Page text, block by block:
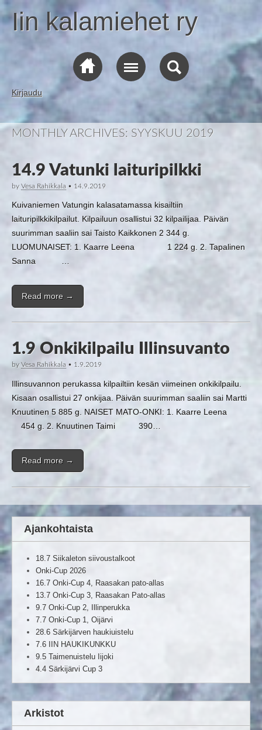
Iin kalamiehet ry
Kirjaudu
MONTHLY ARCHIVES: SYYSKUU 2019
14.9 Vatunki laituripilkki
by Vesa Rahikkala • 14.9.2019
Kuivaniemen Vatungin kalasatamassa kisailtiin
laituripilkkikilpailut. Kilpailuun osallistui 32 kilpailijaa. Päivän
suurimman saaliin sai Taisto Kaikkonen 2 344 g.
LUOMUNAISET: 1. Kaarre Leena 1 224 g. 2. Tapalinen
Sanna …
Read more →
1.9 Onkikilpailu Illinsuvanto
by Vesa Rahikkala • 1.9.2019
Illinsuvannon perukassa kilpailtiin kesän viimeinen onkikilpailu.
Kisaan osallistui 27 onkijaa. Päivän suurimman saaliin sai Martti
Knuutinen 5 885 g. NAISET MATO-ONKI: 1. Kaarre Leena
454 g. 2. Knuutinen Taimi 390…
Read more →
Ajankohtaista
18.7 Siikaleton siivoustalkoot
Onki-Cup 2026
16.7 Onki-Cup 4, Raasakan pato-allas
13.7 Onki-Cup 3, Raasakan Pato-allas
9.7 Onki-Cup 2, Illinperukka
7.7 Onki-Cup 1, Oijärvi
28.6 Särkijärven haukiuistelu
7.6 IIN HAUKIKUNKKU
9.5 Taimenuistelu Iijoki
4.4 Särkijärvi Cup 3
Arkistot